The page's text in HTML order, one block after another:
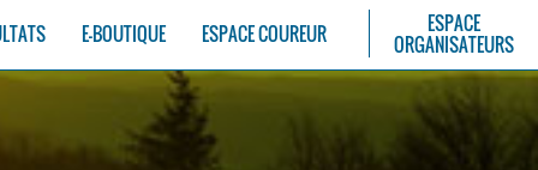
E-BOUTIQUE ESPACE COUREUR
ESPACE
ORGANISATEURS